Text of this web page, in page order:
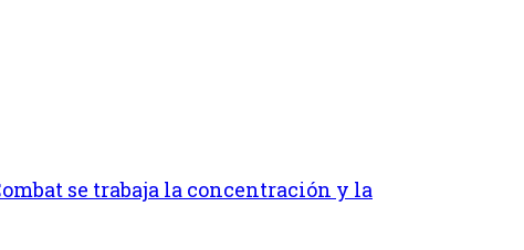
se trabaja la concentración y la